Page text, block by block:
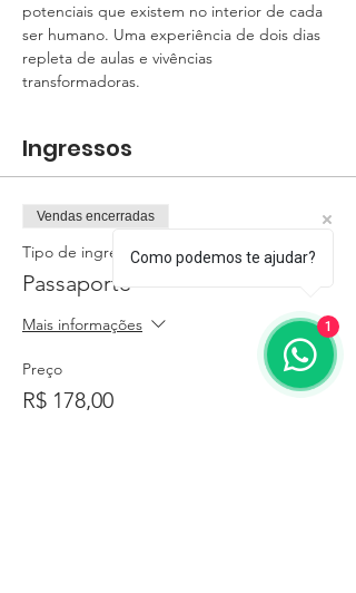
potenciais que existem no interior de cada
ser humano. Uma experiência de dois dias
repleta de aulas e vivências
transformadoras.
Ingressos
Vendas encerradas
Tipo de ingresso
Passaporte
Mais informações
Preço
R$ 178,00
Como podemos te ajudar?
1